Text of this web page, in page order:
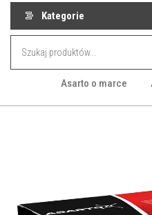
Kategorie
Asarto o marce